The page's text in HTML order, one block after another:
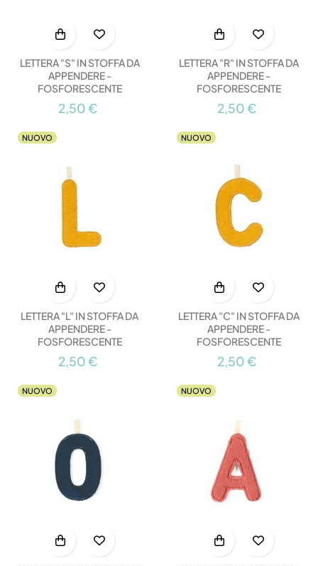
LETTERA "S" IN STOFFA DA
APPENDERE -
FOSFORESCENTE
2,50 €
LETTERA "R" IN STOFFA DA
APPENDERE -
FOSFORESCENTE
2,50 €
NUOVO
LETTERA "L" IN STOFFA DA
APPENDERE -
FOSFORESCENTE
2,50 €
NUOVO
LETTERA "C" IN STOFFA DA
APPENDERE -
FOSFORESCENTE
2,50 €
NUOVO NUOVO